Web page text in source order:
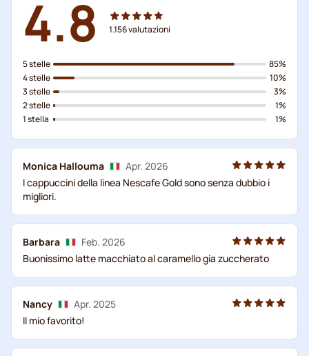
4.8 1.156valutazioni
5 stelle
4 stelle
3 stelle
2 stelle
1 stella
85%
10%
3%
1%
1%
Monica Hallouma
Apr. 2026
I cappuccini della linea Nescafe Gold sono senza dubbio i
migliori.
Barbara
Feb. 2026
Buonissimo latte macchiato al caramello gia zuccherato
Nancy
Apr. 2025
Il mio favorito!